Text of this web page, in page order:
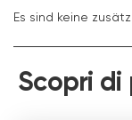
Es sind keine
Scopri di